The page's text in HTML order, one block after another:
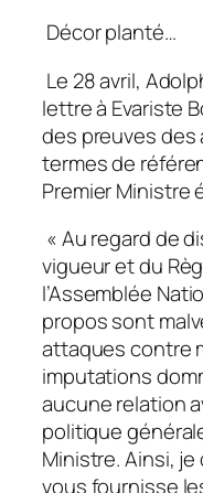
Décor planté…
Le 28 avril,
lettre à Evariste
des preuves des
termes de
Premier Ministre
« Au regard de
vigueur et du
l’Assemblée
propos sont
attaques contre
imputations
aucune relation
politique
Ministre. Ainsi,
vous fournisse